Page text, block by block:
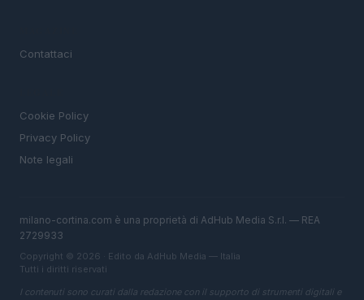
Contattaci
Cookie Policy
Privacy Policy
Note legali
milano-cortina.com è una proprietà di AdHub Media S.r.l. — REA
2729933
Copyright © 2026 · Edito da AdHub Media — Italia
Tutti i diritti riservati
I contenuti sono curati dalla redazione con il supporto di strumenti digitali e